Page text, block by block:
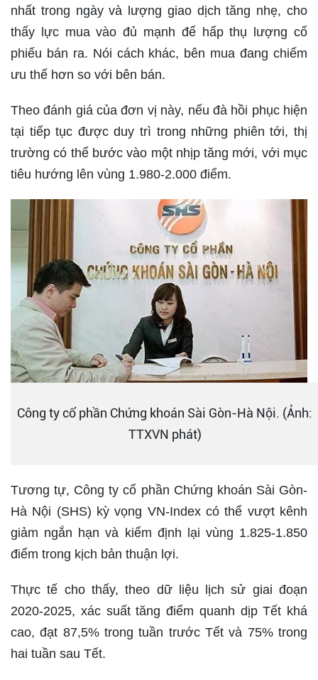
nhất trong ngày và lượng giao dịch tăng nhẹ, cho
thấy lực mua vào đủ mạnh để hấp thụ lượng cổ
phiếu bán ra. Nói cách khác, bên mua đang chiếm
ưu thế hơn so với bên bán.
Theo đánh giá của đơn vị này, nếu đà hồi phục hiện
tại tiếp tục được duy trì trong những phiên tới, thị
trường có thể bước vào một nhịp tăng mới, với mục
tiêu hướng lên vùng 1.980-2.000 điểm.
Công ty cổ phần Chứng khoán Sài Gòn-Hà Nội. (Ảnh:
TTXVN phát)
Tương tự, Công ty cổ phần Chứng khoán Sài Gòn-
Hà Nội (SHS) kỳ vọng VN-Index có thể vượt kênh
giảm ngắn hạn và kiểm định lại vùng 1.825-1.850
điểm trong kịch bản thuận lợi.
Thực tế cho thấy, theo dữ liệu lịch sử giai đoạn
2020-2025, xác suất tăng điểm quanh dịp Tết khá
cao, đạt 87,5% trong tuần trước Tết và 75% trong
hai tuần sau Tết.